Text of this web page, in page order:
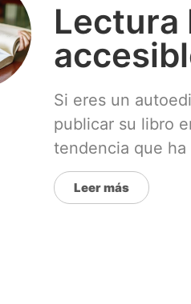
Lectura
Si eres un
publicar su libro
tendencia que
Leer más